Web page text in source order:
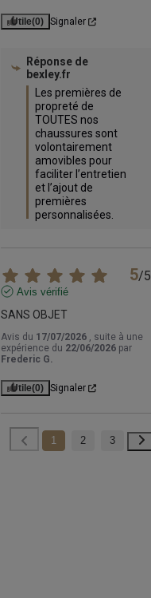
Utile(0) Signaler
Réponse de
bexley.fr
Les premières de
propreté de
TOUTES nos
chaussures sont
volontairement
amovibles pour
faciliter l’entretien
et l’ajout de
premières
personnalisées.
5/5
Avis vérifié
SANS OBJET
Avis du 17/07/2026 , suite à une
expérience du 22/06/2026 par
Frederic G.
Utile(0) Signaler
1 2 3